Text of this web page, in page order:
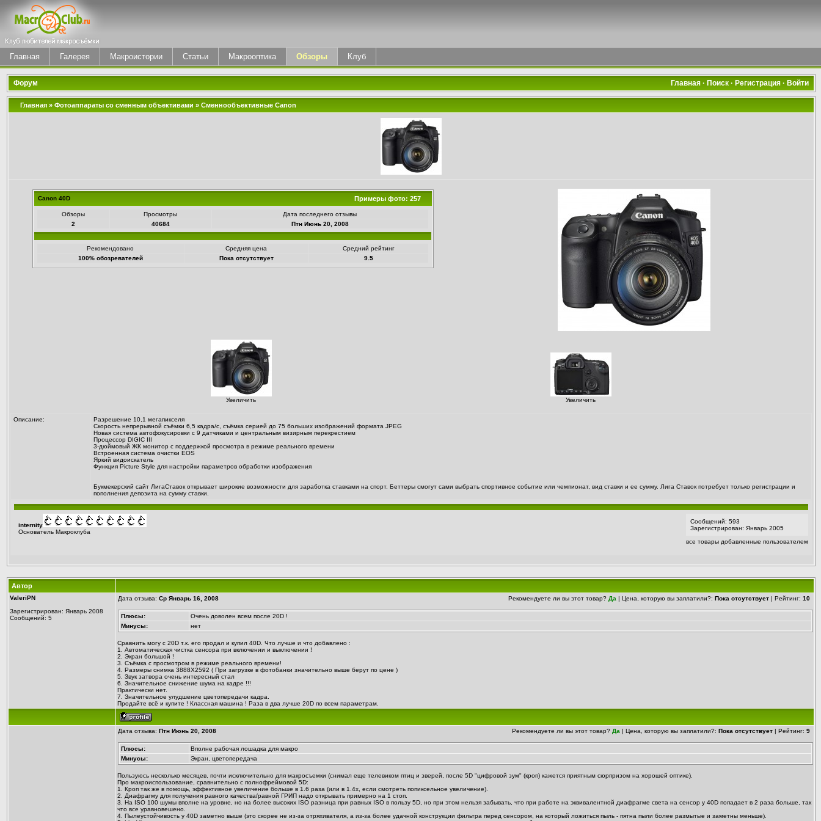
Главная Галерея Макроистории Статьи Макрооптика Обзоры Клуб
Форум Главная · Поиск · Регистрация · Войти
Главная» Фотоаппараты со сменным объективами » Сменнообъективные Canon
Canon 40D Примеры фото: 257
Обзоры Просмотры
Дата последнего отзывы
2
40684 Птн Июнь 20, 2008
Рекомендовано Средняя цена
Средний рейтинг
100% обозревателей
Пока отсутствует 9.5
Увеличить Увеличить
Описание:
Разрешение 10,1 мегапикселя
Скорость непрерывной съёмки 6,5 кадра/с, съёмка серией до 75 больших изображений формата JPEG
Новая система автофокусировки с 9 датчиками и центральным визирным перекрестием
Процессор DIGIC III
3-дюймовый ЖК монитор с поддержкой просмотра в режиме реального времени
Встроенная система очистки EOS
Яркий видоискатель
Функция Picture Style для настройки параметров обработки изображения
Букмекерский сайт ЛигаСтавок открывает широкие возможности для заработка ставками на спорт. Беттеры смогут сами выбрать спортивное событие или чемпионат, вид ставки и ее сумму. Лига Ставок потребует только регистрации и
пополнения депозита на сумму ставки.
internity
Основатель Макроклуба
Сообщений: 593
Зарегистрирован: Январь 2005
все товары добавленные пользователем
Автор
ValeriPN
Зарегистрирован: Январь 2008
Сообщений: 5
Дата отзыва: Ср Январь 16, 2008 Рекомендуете ли вы этот товар? Да | Цена, которую вы заплатили?: Пока отсутствует | Рейтинг: 10
Плюсы:
Очень доволен всем после 20D !
Минусы:
нет
Сравнить могу с 20D т.к. его продал и купил 40D. Что лучше и что добавлено :
1. Автоматическая чистка сенсора при включении и выключении !
2. Экран большой !
3. Съёмка с просмотром в режиме реального времени!
4. Размеры снимка 3888Х2592 ( При загрузке в фотобанки значительно выше берут по цене )
5. Звук затвора очень интересный стал
6. Значительное снижение шума на кадре !!!
Практически нет.
7. Значительное улудшение цветопередачи кадра.
Продайте всё и купите ! Классная машина ! Раза в два лучше 20D по всем параметрам.
Дата отзыва: Птн Июнь 20, 2008 Рекомендуете ли вы этот товар? Да | Цена, которую вы заплатили?: Пока отсутствует | Рейтинг: 9
Плюсы:
Вполне рабочая лошадка для макро
Минусы:
Экран, цветопередача
Пользуюсь несколько месяцев, почти исключительно для макросъемки (снимал еще телевиком птиц и зверей, после 5D "цифровой зум" (кроп) кажется приятным сюрпризом на хорошей оптике).
Про макроиспользование, сравнительно с полнофреймовой 5D:
1. Кроп так же в помощь, эффективное увеличение больше в 1.6 раза (или в 1.4х, если смотреть попиксельное увеличение).
2. Диафрагму для получения равного качества/равной ГРИП надо открывать примерно на 1 стоп.
3. На ISO 100 шумы вполне на уровне, но на более высоких ISO разница при равных ISO в пользу 5D, но при этом нельзя забывать, что при работе на эквивалентной диафрагме света на сенсор у 40D попадает в 2 раза больше, так
что все уравновешено.
4. Пылеустойчивость у 40D заметно выше (это скорее не из-за отряхивателя, а из-за более удачной конструкции фильтра перед сенсором, на который ложиться пыль - пятна пыли более размытые и заметны меньше).